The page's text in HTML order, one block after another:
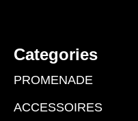
Categories
PROMENADE
ACCESSOIRES